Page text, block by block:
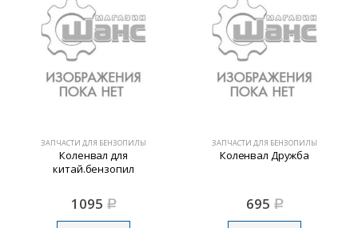
ЗАПЧАСТИ ДЛЯ БЕНЗОПИЛЫ
Коленвал для
китай.бензопил
1095 Р
ЗАПЧАСТИ ДЛЯ БЕНЗОПИЛЫ
Коленвал Дружба
695 Р